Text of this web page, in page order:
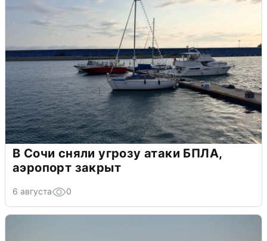
В Сочи сняли угрозу атаки БПЛА,
аэропорт закрыт
6 августа 0